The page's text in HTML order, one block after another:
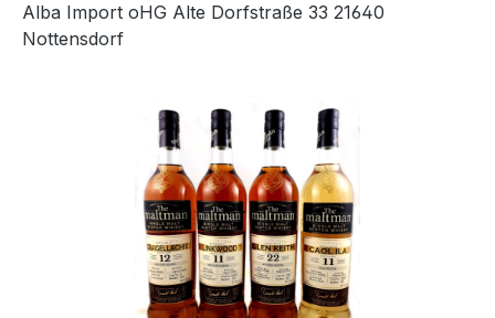
Alba Import oHG Alte Dorfstraße 33 21640
Nottensdorf
Bildergalerie überspringen